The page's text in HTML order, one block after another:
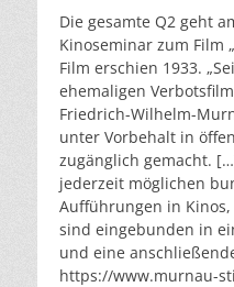
Die gesamte Q2 geht
Kinoseminar zum Film
Film erschien 1933.
ehemaligen
Friedrich-Wilhelm-
unter Vorbehalt in
zugänglich gemacht.
jederzeit möglichen
Aufführungen in
sind eingebunden in
und eine
https://www.murnau-